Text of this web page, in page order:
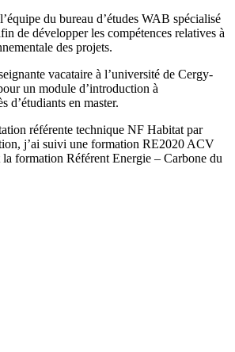
du bureau d’études WAB spécialisé
de développer les compétences relatives à
des projets.
vacataire à l’université de Cergy-
un module d’introduction à
d’étudiants en master.
référente technique NF Habitat par
j’ai suivi une formation RE2020 ACV
formation Référent Energie – Carbone du